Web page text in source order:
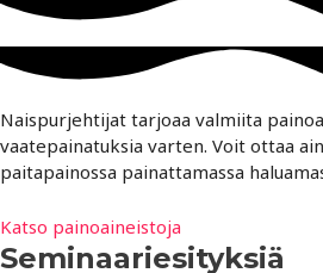
Naispurjehtijat tarjoaa valmiita
vaatepainatuksia varten. Voit ottaa
paitapainossa painattamassa
Katso painoaineistoja
Seminaariesityksiä